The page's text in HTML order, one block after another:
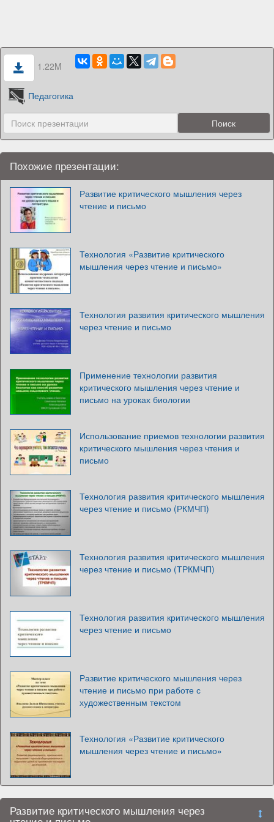
1.22M
Педагогика
Похожие презентации:
Развитие критического мышления через
чтение и письмо
Технология «Развитие критического
мышления через чтение и письмо»
Технология развития критического мышления
через чтение и письмо
Применение технологии развития
критического мышления через чтение и
письмо на уроках биологии
Использование приемов технологии развития
критического мышления через чтения и
письмо
Технология развития критического мышления
через чтение и письмо (РКМЧП)
Технология развития критического мышления
через чтение и письмо (ТРКМЧП)
Технология развития критического мышления
через чтение и письмо
Развитие критического мышления через
чтение и письмо при работе с
художественным текстом
Технология «Развитие критического
мышления через чтение и письмо»
Развитие критического мышления через